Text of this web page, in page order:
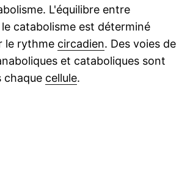
L'équilibre entre
catabolisme est déterminé
le rythme circadien. Des voies de
et cataboliques sont
chaque cellule.